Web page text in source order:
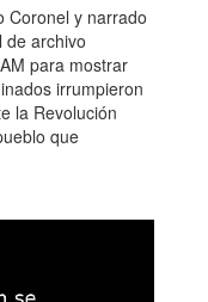
Coronel y narrado
de archivo
para mostrar
irrumpieron
la Revolución
que